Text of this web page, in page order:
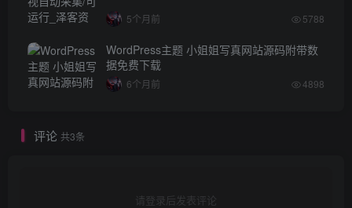
5个月前 5788
WordPress主题 小姐姐写真网站源码附带数
据免费下载
6个月前 4898
评论 共3条
请登录后发表评论